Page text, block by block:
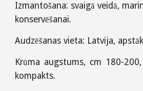
Izmantošana: svaigā veidā,
konservēšanai.
Audzēšanas vieta: Latvija,
Krūma augstums, cm 180-
kompakts.